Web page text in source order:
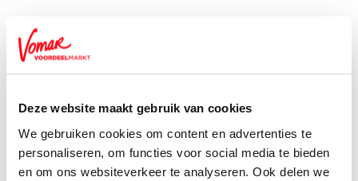
Deze website maakt gebruik van cookies
We gebruiken cookies om content en advertenties te
personaliseren, om functies voor social media te bieden
en om ons websiteverkeer te analyseren. Ook delen we
Pincode vergeten
Persoonlijk KIK-account
Assortiment
670 gram